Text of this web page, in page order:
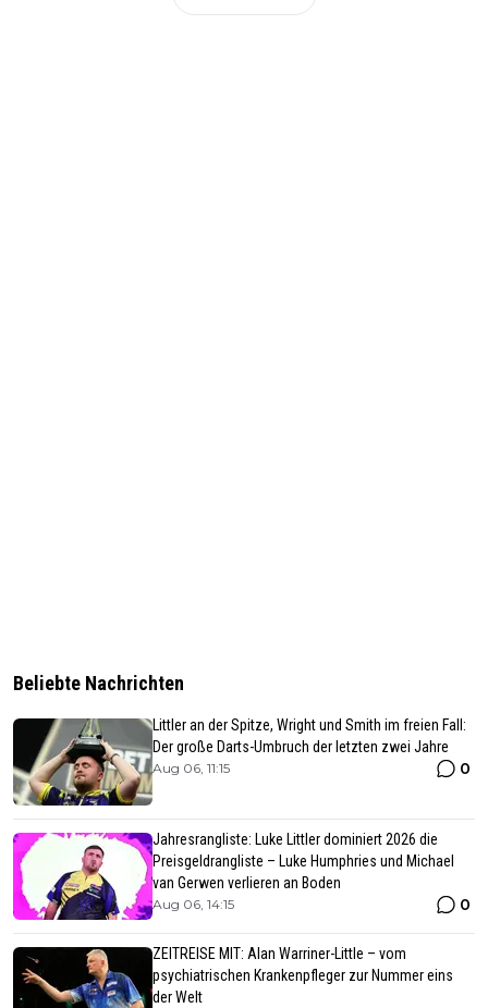
Beliebte Nachrichten
Littler an der Spitze, Wright und Smith im freien Fall:
Der große Darts-Umbruch der letzten zwei Jahre
Aug 06, 11:15 0
Jahresrangliste: Luke Littler dominiert 2026 die
Preisgeldrangliste – Luke Humphries und Michael
van Gerwen verlieren an Boden
Aug 06, 14:15 0
ZEITREISE MIT: Alan Warriner-Little – vom
psychiatrischen Krankenpfleger zur Nummer eins
der Welt